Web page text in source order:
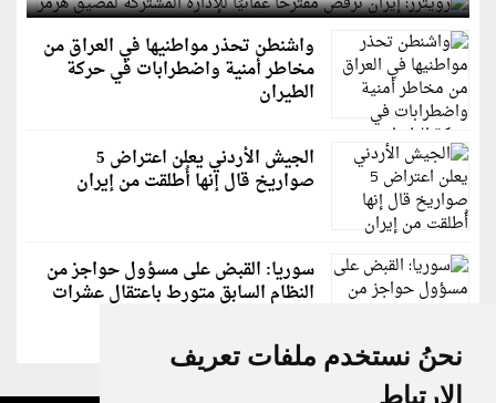
نحنُ نستخدم ملفات تعريف
الارتباط
واشنطن تحذر مواطنيها في العراق من
مخاطر أمنية واضطرابات في حركة
الطيران
الجيش الأردني يعلن اعتراض 5
صواريخ قال إنها أُطلقت من إيران
سوريا: القبض على مسؤول حواجز من
النظام السابق متورط باعتقال عشرات